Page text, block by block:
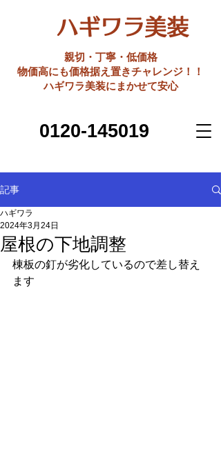
ハギワラ美装
親切・丁寧・低価格
​物価高にも価格据え置きチャレンジ！！
ハギワラ美装にまかせて安心
0120-145019
記事
屋根の下地調整
ハギワラ
2024年3月24日
棟板の釘が劣化しているので差し替え
ます